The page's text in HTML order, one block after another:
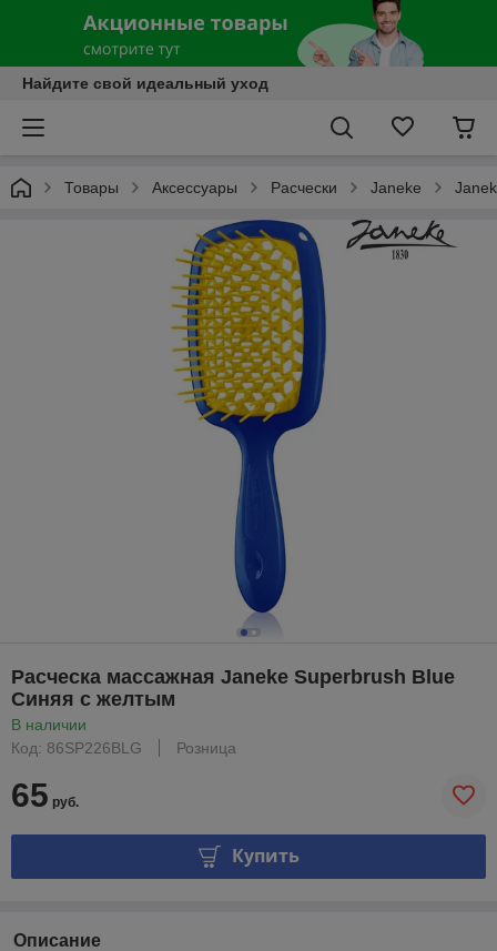
Найдите свой идеальный уход
Товары Аксессуары Расчески Janeke
Расческа массажная Janeke Superbrush Blue
Синяя с желтым
В наличии
Код: 86SP226BLG
Розница
65 руб.
Купить
Описание